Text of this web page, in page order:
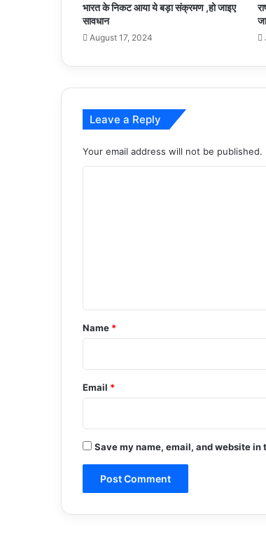
भारत के निकट आया ये बड़ा संक्रमण ,हो जाइए
सावधान
August 17, 2024
Leave a Reply
Your email address will not be published.
*
Name *
Email *
Save my name, email, and website